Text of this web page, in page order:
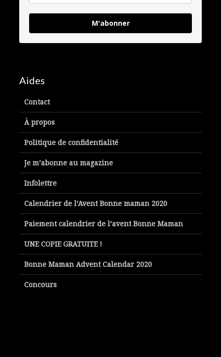
M'abonner
Aides
Contact
À propos
Politique de confidentialité
Je m’abonne au magazine
Infolettre
Calendrier de l’Avent Bonne maman 2020
Paiement calendrier de l’avent Bonne Maman
UNE COPIE GRATUITE !
Bonne Maman Advent Calendar 2020
Concours